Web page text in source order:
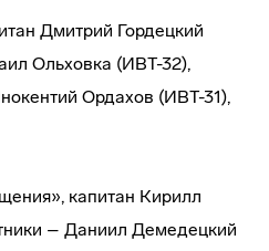
Дмитрий Гордецкий
Ольховка (ИВТ-32),
Ордахов (ИВТ-31),
капитан Кирилл
– Даниил Демедецкий